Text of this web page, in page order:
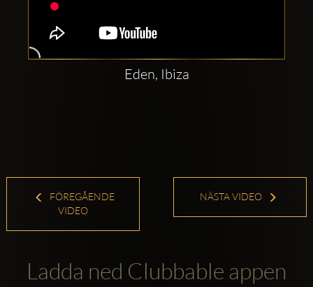
konton
Eden, Ibiza
FÖREGÅENDE
VIDEO
NÄSTA VIDEO
Ladda ned Clubbable appen